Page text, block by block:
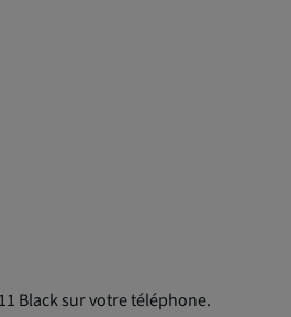
Black sur votre téléphone.